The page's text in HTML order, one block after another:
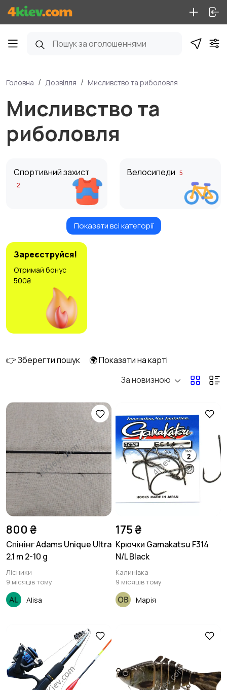
Головна Дозвілля Мисливство та риболовля
Мисливство та
риболовля
Спортивний захист
2
Велосипеди 5
скейтбординг 4
Самокати та
Більярд та боулінг
Ігри з м’ячем
риболовля 4
Відпочинок на
природі 2
Теніс, бадмінтон,
дартс
4
Тренажери та фітнес
3
Спортивне
харчування
Інше 1
Показати всі категорії
Зареєструйся!
Отримай бонус
500₴
👉 Зберегти пошук
🌍 Показати на карті
За новизною
800 ₴
Спінінг Adams Unique Ultra
2.1 m 2-10 g
Лісники
9 місяців тому
Alisa
175 ₴
Крючки Gamakatsu F314
N/L Black
Калинівка
9 місяців тому
Марія